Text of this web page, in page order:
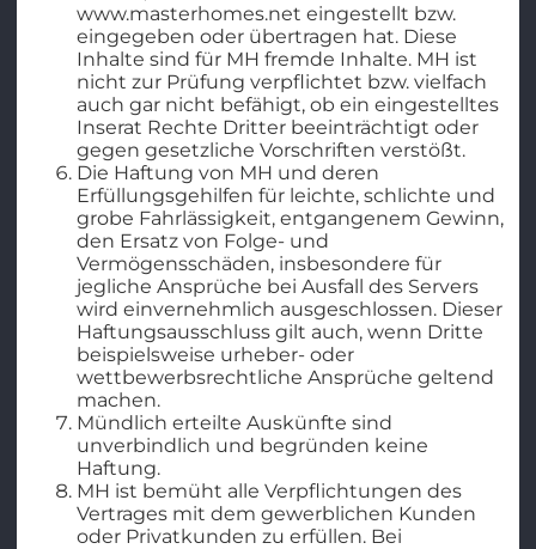
www.masterhomes.net eingestellt bzw.
eingegeben oder übertragen hat. Diese
Inhalte sind für MH fremde Inhalte. MH ist
nicht zur Prüfung verpflichtet bzw. vielfach
auch gar nicht befähigt, ob ein eingestelltes
Inserat Rechte Dritter beeinträchtigt oder
gegen gesetzliche Vorschriften verstößt.
Die Haftung von MH und deren
Erfüllungsgehilfen für leichte, schlichte und
grobe Fahrlässigkeit, entgangenem Gewinn,
den Ersatz von Folge- und
Vermögensschäden, insbesondere für
jegliche Ansprüche bei Ausfall des Servers
wird einvernehmlich ausgeschlossen. Dieser
Haftungsausschluss gilt auch, wenn Dritte
beispielsweise urheber- oder
wettbewerbsrechtliche Ansprüche geltend
machen.
Mündlich erteilte Auskünfte sind
unverbindlich und begründen keine
Haftung.
MH ist bemüht alle Verpflichtungen des
Vertrages mit dem gewerblichen Kunden
oder Privatkunden zu erfüllen. Bei